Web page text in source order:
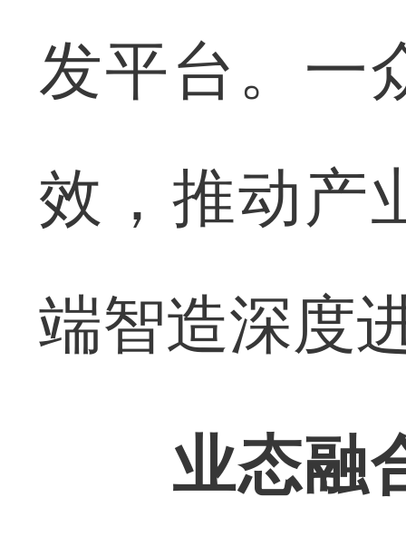
发平台。一
效，推动产
端智造深度
业态融合